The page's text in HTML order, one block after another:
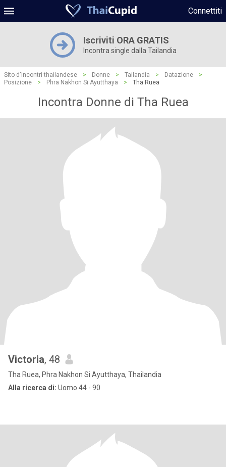
Connettiti
Iscriviti ORA GRATIS
Incontra single dalla Tailandia
Sito d'incontri thailandese > Donne > Tailandia > Datazione
>
Posizione
> Phra Nakhon Si Ayutthaya > Tha Ruea
Incontra Donne di Tha Ruea
Victoria, 48
Tha Ruea, Phra Nakhon Si Ayutthaya, Thailandia
Alla ricerca di: Uomo 44 - 90